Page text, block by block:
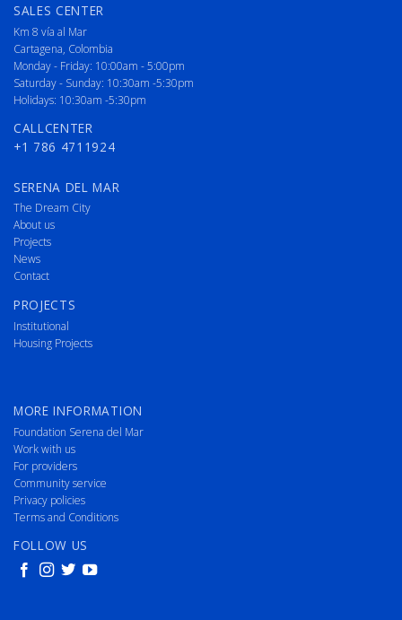
SALES CENTER
Km 8 vía al Mar
Cartagena, Colombia
Monday - Friday: 10:00am - 5:00pm
Saturday - Sunday: 10:30am -5:30pm
Holidays: 10:30am -5:30pm
CALLCENTER
+1 786 4711924
SERENA DEL MAR
The Dream City
About us
Projects
News
Contact
PROJECTS
Institutional
Housing Projects
MORE INFORMATION
Foundation Serena del Mar
Work with us
For providers
Community service
Privacy policies
Terms and Conditions
FOLLOW US